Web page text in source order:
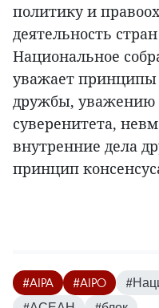
политику и
деятельность
Национальное
уважает
дружбы, уважению
суверенитета,
внутренние дела
принцип
#AIPA #AIPO